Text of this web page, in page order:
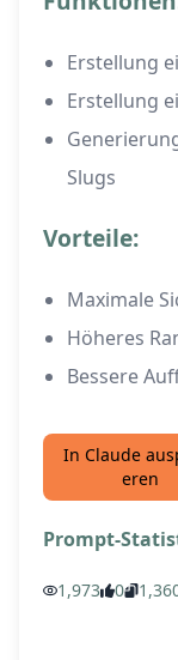
Erstellung
Erstellung
Slugs
Vorteile:
Maximale
Höheres
Bessere
In Claude
eren
Prompt-
1,973 0